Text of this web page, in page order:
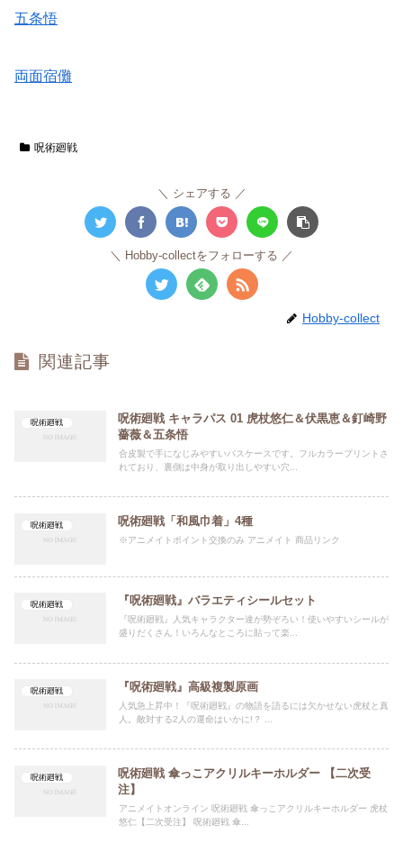
五条悟
両面宿儺
呪術廻戦
シェアする
Hobby-collectをフォローする
Hobby-collect
関連記事
呪術廻戦
呪術廻戦 キャラパス 01 虎杖悠仁＆伏黒恵＆釘崎野
薔薇＆五条悟
合皮製で手になじみやすいパスケースです。フルカラープリントさ
れており、裏側は中身が取り出しやすい穴...
呪術廻戦 呪術廻戦「和風巾着」4種
※アニメイトポイント交換のみ アニメイト 商品リンク
呪術廻戦 『呪術廻戦』バラエティシールセット
『呪術廻戦』人気キャラクター達が勢ぞろい！使いやすいシールが
盛りだくさん！いろんなところに貼って楽...
呪術廻戦 『呪術廻戦』高級複製原画
人気急上昇中！『呪術廻戦』の物語を語るには欠かせない虎杖と真
人。敵対する2人の運命はいかに!？ ...
呪術廻戦
呪術廻戦 傘っこアクリルキーホルダー 【二次受
注】
アニメイトオンライン 呪術廻戦 傘っこアクリルキーホルダー 虎杖
悠仁【二次受注】 呪術廻戦 傘...